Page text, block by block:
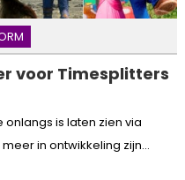
voor Timesplitters
onlangs is laten zien via
in ontwikkeling zijn...